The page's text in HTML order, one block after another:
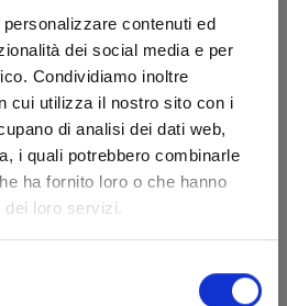
contenuti ed
dei social media e per
Condividiamo inoltre
cui utilizza il nostro sito con i
di analisi dei dati web,
i quali potrebbero combinarle
ha fornito loro o che hanno
loro servizi.